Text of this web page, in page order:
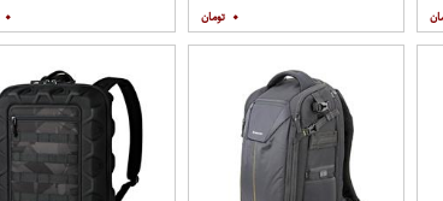
M
۰ ۰